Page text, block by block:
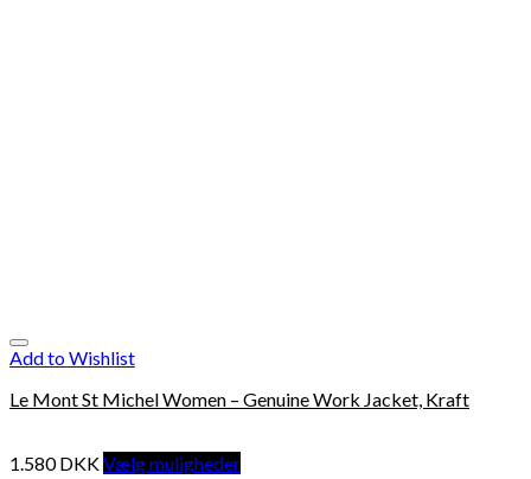
Add to Wishlist
Le Mont St Michel Women – Genuine Work Jacket, Kraft
1.580DKKVælg muligheder